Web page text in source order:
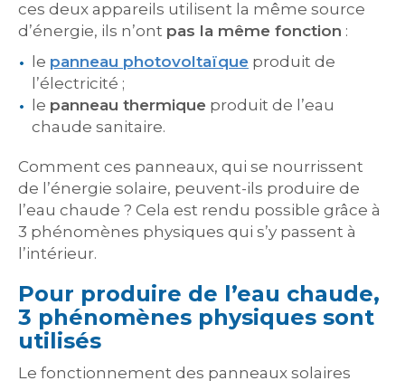
ces deux appareils utilisent la même source
d’énergie, ils n’ont pas la même fonction :
le panneau photovoltaïque produit de
l’électricité ;
le panneau thermique produit de l’eau
chaude sanitaire.
Comment ces panneaux, qui se nourrissent
de l’énergie solaire, peuvent-ils produire de
l’eau chaude ? Cela est rendu possible grâce à
3 phénomènes physiques qui s’y passent à
l’intérieur.
Pour produire de l’eau chaude,
3 phénomènes physiques sont
utilisés
Le fonctionnement des panneaux solaires